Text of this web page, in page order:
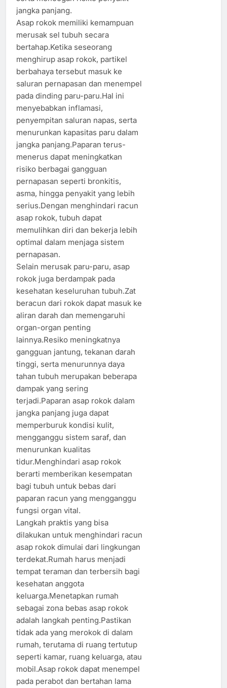
jangka panjang.
Asap rokok memiliki kemampuan
merusak sel tubuh secara
bertahap.Ketika seseorang
menghirup asap rokok, partikel
berbahaya tersebut masuk ke
saluran pernapasan dan menempel
pada dinding paru-paru.Hal ini
menyebabkan inflamasi,
penyempitan saluran napas, serta
menurunkan kapasitas paru dalam
jangka panjang.Paparan terus-
menerus dapat meningkatkan
risiko berbagai gangguan
pernapasan seperti bronkitis,
asma, hingga penyakit yang lebih
serius.Dengan menghindari racun
asap rokok, tubuh dapat
memulihkan diri dan bekerja lebih
optimal dalam menjaga sistem
pernapasan.
Selain merusak paru-paru, asap
rokok juga berdampak pada
kesehatan keseluruhan tubuh.Zat
beracun dari rokok dapat masuk ke
aliran darah dan memengaruhi
organ-organ penting
lainnya.Resiko meningkatnya
gangguan jantung, tekanan darah
tinggi, serta menurunnya daya
tahan tubuh merupakan beberapa
dampak yang sering
terjadi.Paparan asap rokok dalam
jangka panjang juga dapat
memperburuk kondisi kulit,
mengganggu sistem saraf, dan
menurunkan kualitas
tidur.Menghindari asap rokok
berarti memberikan kesempatan
bagi tubuh untuk bebas dari
paparan racun yang mengganggu
fungsi organ vital.
Langkah praktis yang bisa
dilakukan untuk menghindari racun
asap rokok dimulai dari lingkungan
terdekat.Rumah harus menjadi
tempat teraman dan terbersih bagi
kesehatan anggota
keluarga.Menetapkan rumah
sebagai zona bebas asap rokok
adalah langkah penting.Pastikan
tidak ada yang merokok di dalam
rumah, terutama di ruang tertutup
seperti kamar, ruang keluarga, atau
mobil.Asap rokok dapat menempel
pada perabot dan bertahan lama